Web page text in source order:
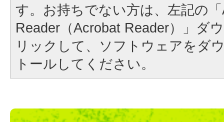
す。お持ちでない方は、左記の
Reader（Acrobat Reader）」ダ
リックして、ソフトウェアをダ
トールしてください。